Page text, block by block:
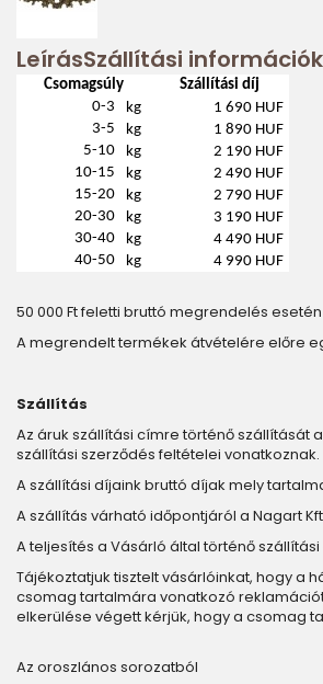
LeírásSzállítási információk
Csomagsúly
Szállítási díj
0-3
kg
1 690 HUF
3-5
kg
1 890 HUF
5-10
kg
2 190 HUF
10-15
kg
2 490 HUF
15-20
kg
2 790 HUF
20-30
kg
3 190 HUF
30-40
kg
4 490 HUF
40-50
kg 4 990 HUF
50 000 Ft feletti bruttó megrendelés
A megrendelt termékek átvételére előre
Szállítás
Az áruk szállítási címre történő szállítását
szállítási szerződés feltételei vonatkoznak.
A szállítási díjaink bruttó díjak mely
A szállítás várható időpontjáról a Nagart
A teljesítés a Vásárló által történő
Tájékoztatjuk tisztelt vásárlóinkat, hogy a
csomag tartalmára vonatkozó
elkerülése végett kérjük, hogy a csomag
Az oroszlános sorozatból